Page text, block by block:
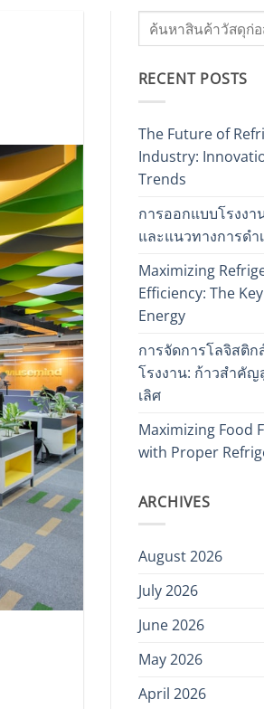
RECENT POSTS
The Future of
Industry:
Trends
การออกแบบโรงง
และแนวทางการดำ
Maximizing
Efficiency: The
Energy
การจัดการโลจิสติก
โรงงาน: ก้าวสำคัญ
เลิศ
Maximizing Food
with Proper
ARCHIVES
August 2026
July 2026
June 2026
May 2026
April 2026